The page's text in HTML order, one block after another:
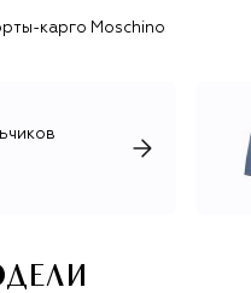
и основатель
карго Moschino